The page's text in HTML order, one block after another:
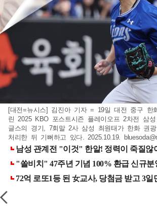
[대전=뉴시스] 김진아 기자 = 19일 대전 중구 한
린 2025 KBO 포스트시즌 플레이오프 2차전 삼
글스의 경기, 7회말 2사 삼성 최원태가 한화 권광
처리한 뒤 기뻐하고 있다. 2025.10.19.